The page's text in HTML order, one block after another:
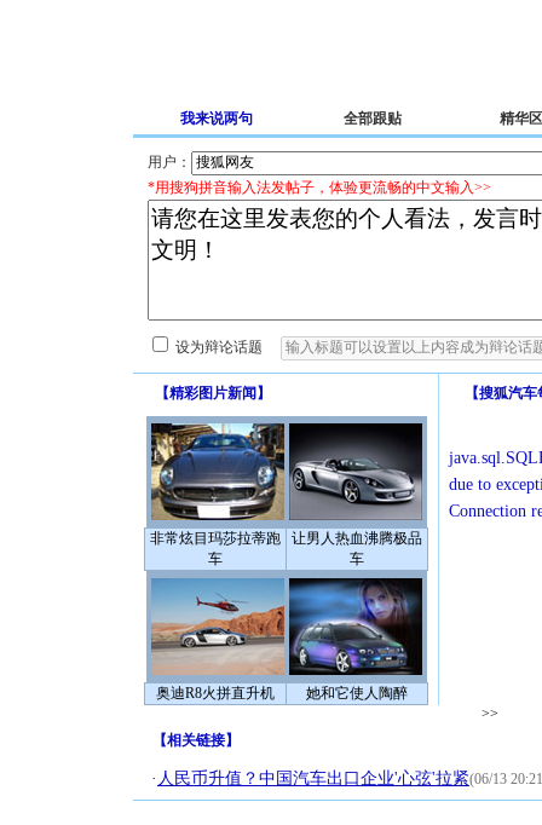
我来说两句 全部跟贴 精华区
用户：
*用搜狗拼音输入法发帖子，体验更流畅的中文输入>>
设为辩论话题
【精彩图片新闻 】
非常炫目玛莎拉蒂跑
车
让男人热血沸腾极品
车
奥迪R8火拼直升机 她和它使人陶醉
【搜狐汽车
due to
Connection
>>
【相关链接】
· 人民币升值？中国汽车出口企业'心弦'拉紧(06/13